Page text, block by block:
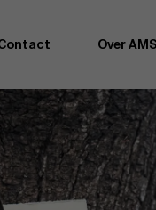
willen wij
-transformatie. Dankzij
we de vinger aan
Over AMS